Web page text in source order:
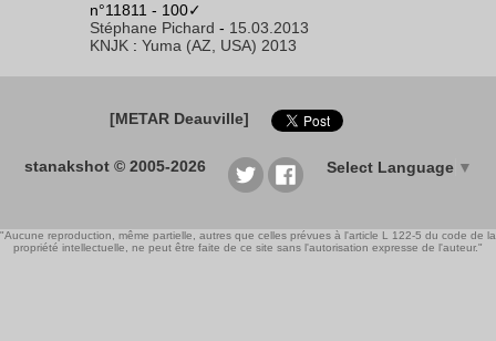
n°11811 - 100✓
Stéphane Pichard - 15.03.2013
KNJK : Yuma (AZ, USA) 2013
[METAR Deauville]
stanakshot © 2005-2026 Select Language ▼
"Aucune reproduction, même partielle, autres que celles prévues à l'article L 122-5 du code de la
propriété intellectuelle, ne peut être faite de ce site sans l'autorisation expresse de l'auteur."